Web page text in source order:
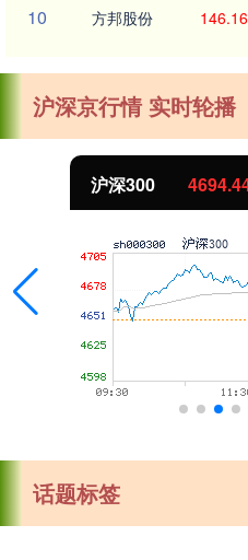
10 方邦股份 146.16
沪深京行情 实时轮播
沪深300
话题标签